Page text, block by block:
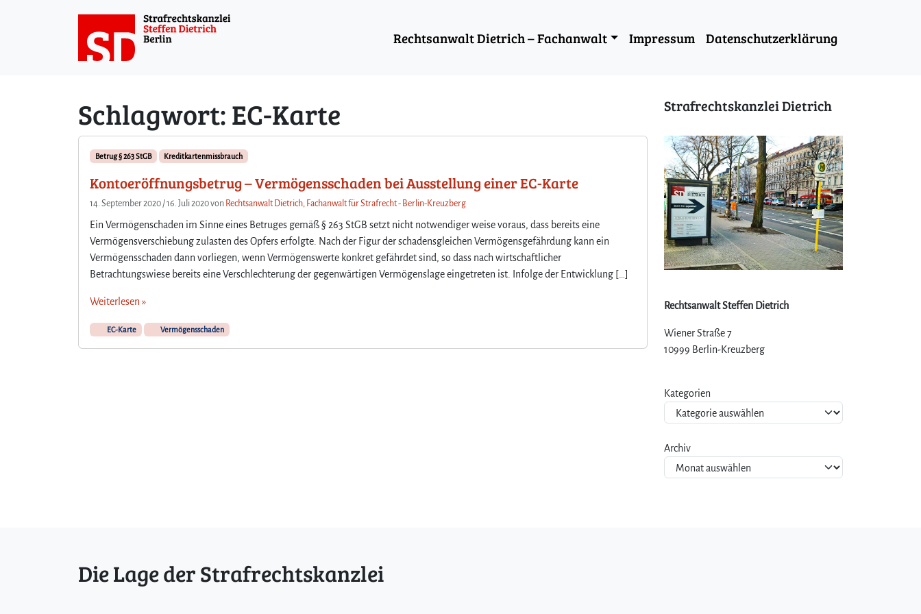
Rechtsanwalt Dietrich – Fachanwalt Impressum Datenschutzerklärung
Schlagwort:EC-Karte
Betrug § 263 StGB Kreditkartenmissbrauch
Kontoeröffnungsbetrug – Vermögensschaden bei Ausstellung einer EC-Karte
14. September 2020 /16. Juli 2020von Rechtsanwalt Dietrich, Fachanwalt für Strafrecht - Berlin-Kreuzberg
Ein Vermögenschaden im Sinne eines Betruges gemäß § 263 StGB setzt nicht notwendiger weise voraus, dass bereits eine
Vermögensverschiebung zulasten des Opfers erfolgte. Nach der Figur der schadensgleichen Vermögensgefährdung kann ein
Vermögensschaden dann vorliegen, wenn Vermögenswerte konkret gefährdet sind, so dass nach wirtschaftlicher
Betrachtungswiese bereits eine Verschlechterung der gegenwärtigen Vermögenslage eingetreten ist. Infolge der Entwicklung […]
Weiterlesen »
EC-Karte Vermögensschaden
Strafrechtskanzlei Dietrich
Rechtsanwalt Steffen Dietrich
Wiener Straße 7
10999 Berlin-Kreuzberg
Kategorien
Archiv
Die Lage der Strafrechtskanzlei